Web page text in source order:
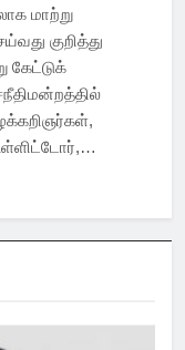
மாற்று
குறித்து
கேட்டுக்